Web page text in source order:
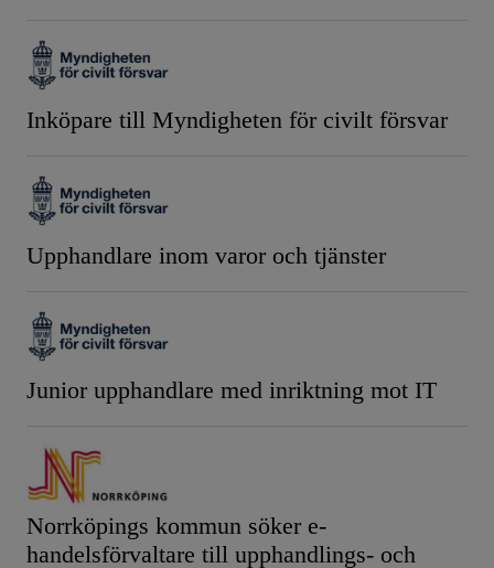
Inköpare till Myndigheten för civilt försvar
Upphandlare inom varor och tjänster
Junior upphandlare med inriktning mot IT
Norrköpings kommun söker e-
handelsförvaltare till upphandlings- och